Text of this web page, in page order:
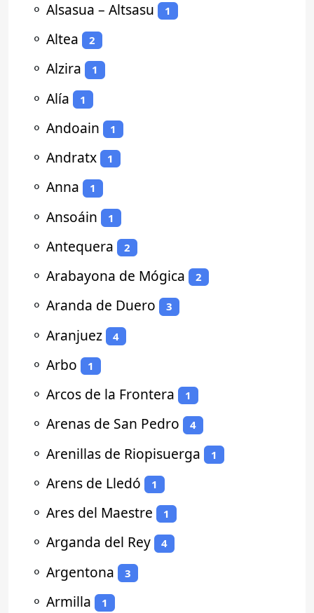
⚬ Alsasua – Altsasu 1
⚬ Altea 2
⚬ Alzira 1
⚬ Alía 1
⚬ Andoain 1
⚬ Andratx 1
⚬ Anna 1
⚬ Ansoáin 1
⚬ Antequera 2
⚬ Arabayona de Mógica 2
⚬ Aranda de Duero 3
⚬ Aranjuez 4
⚬ Arbo 1
⚬ Arcos de la Frontera 1
⚬ Arenas de San Pedro 4
⚬ Arenillas de Riopisuerga 1
⚬ Arens de Lledó 1
⚬ Ares del Maestre 1
⚬ Arganda del Rey 4
⚬ Argentona 3
⚬ Armilla 1